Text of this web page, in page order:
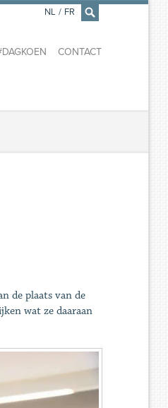
×
CONTACT
NL / FR
de plaats van de
wat ze daaraan